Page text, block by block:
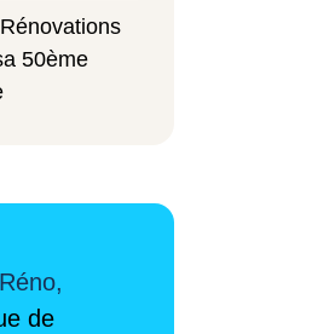
50ème
de